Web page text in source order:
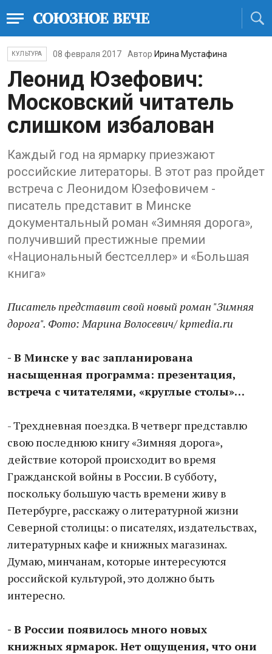
КУЛЬТУРА 08 февраля 2017 Автор Ирина Мустафина
Леонид Юзефович:
Московский читатель
слишком избалован
Каждый год на ярмарку приезжают
российские литераторы. В этот раз пройдет
встреча с Леонидом Юзефовичем -
писатель представит в Минске
документальный роман «Зимняя дорога»,
получивший престижные премии
«Национальный бестселлер» и «Большая
книга»
Писатель представит свой новый роман "Зимняя
дорога". Фото: Марина Волосевич/ kpmedia.ru
- В Минске у вас запланирована
насыщенная программа: презентация,
встреча с читателями, «круглые столы»…
- Трехдневная поездка. В четверг представлю
свою последнюю книгу «Зимняя дорога»,
действие которой происходит во время
Гражданской войны в России. В субботу,
поскольку большую часть времени живу в
Петербурге, расскажу о литературной жизни
Северной столицы: о писателях, издательствах,
литературных кафе и книжных магазинах.
Думаю, минчанам, которые интересуются
российской культурой, это должно быть
интересно.
- В России появилось много новых
книжных ярмарок. Нет ощущения, что они